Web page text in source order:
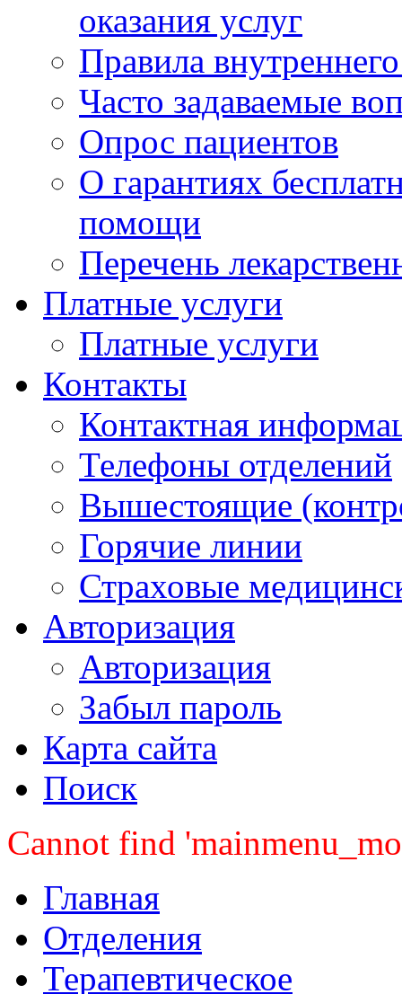
оказания услуг
Правила
Часто задаваемые
Опрос пациентов
О гарантиях
помощи
Перечень
Платные услуги
Платные услуги
Контакты
Контактная
Телефоны отделений
Вышестоящие
Горячие линии
Страховые
Авторизация
Авторизация
Забыл пароль
Карта сайта
Поиск
Cannot find
Главная
Отделения
Терапевтическое